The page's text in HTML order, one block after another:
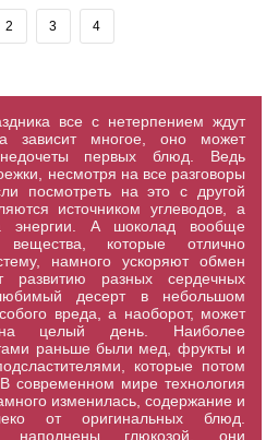
2 3 4
все с нетерпением ждут
зависит многое, оно может
первых блюд. Ведь
несмотря на все разговоры
посмотреть на это с другой
источником углеводов, а
энергии. А шоколад вообще
вещества, которые отлично
намного ускоряют обмен
развитию разных сердечных
десерт в небольшом
вреда, а наоборот, может
на целый день. Наиболее
раньше были мед, фрукты и
которые потом
современном мире технология
изменилась, содержание и
от оригинальных блюд.
наполнены глюкозой, они